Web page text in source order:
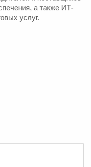
а также ИТ-
услуг.